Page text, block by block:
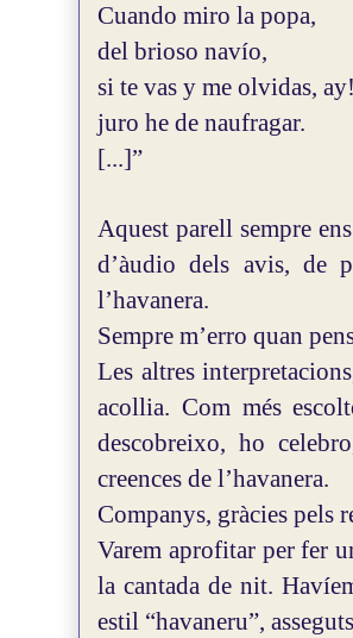
Cuando miro la popa,
del brioso navío,
si te vas y me olvidas, ay!
juro he de naufragar.
[...]”
Aquest parell sempre
d’àudio dels avis, de
l’havanera.
Sempre m’erro quan
Les altres
acollia. Com més
descobreixo, ho
creences de l’havanera.
Companys, gràcies pels
Varem aprofitar per fer
la cantada de nit.
estil “havaneru”,